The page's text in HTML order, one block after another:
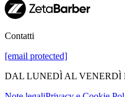
Contatti
[email protected]
DAL LUNEDÌ AL VENERDÌ